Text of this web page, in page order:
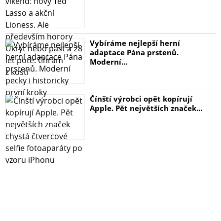
Zvukový výkon
* Odstup signál/šum na výstupu (A-Weighted) (Přední
výstup):116 dB
* Odstup signál/šum na výstupu (A-Weighted)
(Sluchátkový výstup):110 dB
* Odstup signál/šum na vstupu (A-Weighted):110 dB
* OTHD+N na výstupu při 1 kHz (Přední výstup):0.001 %
(-100 dB)
* THD+N na výstupu při 1 kHz (Sluchátkový výstup):0.003
Vybíráme nejlepší herní
adaptace Pána prstenů.
Moderní...
Čínští výrobci opět kopírují
Apple. Pět největších značek...